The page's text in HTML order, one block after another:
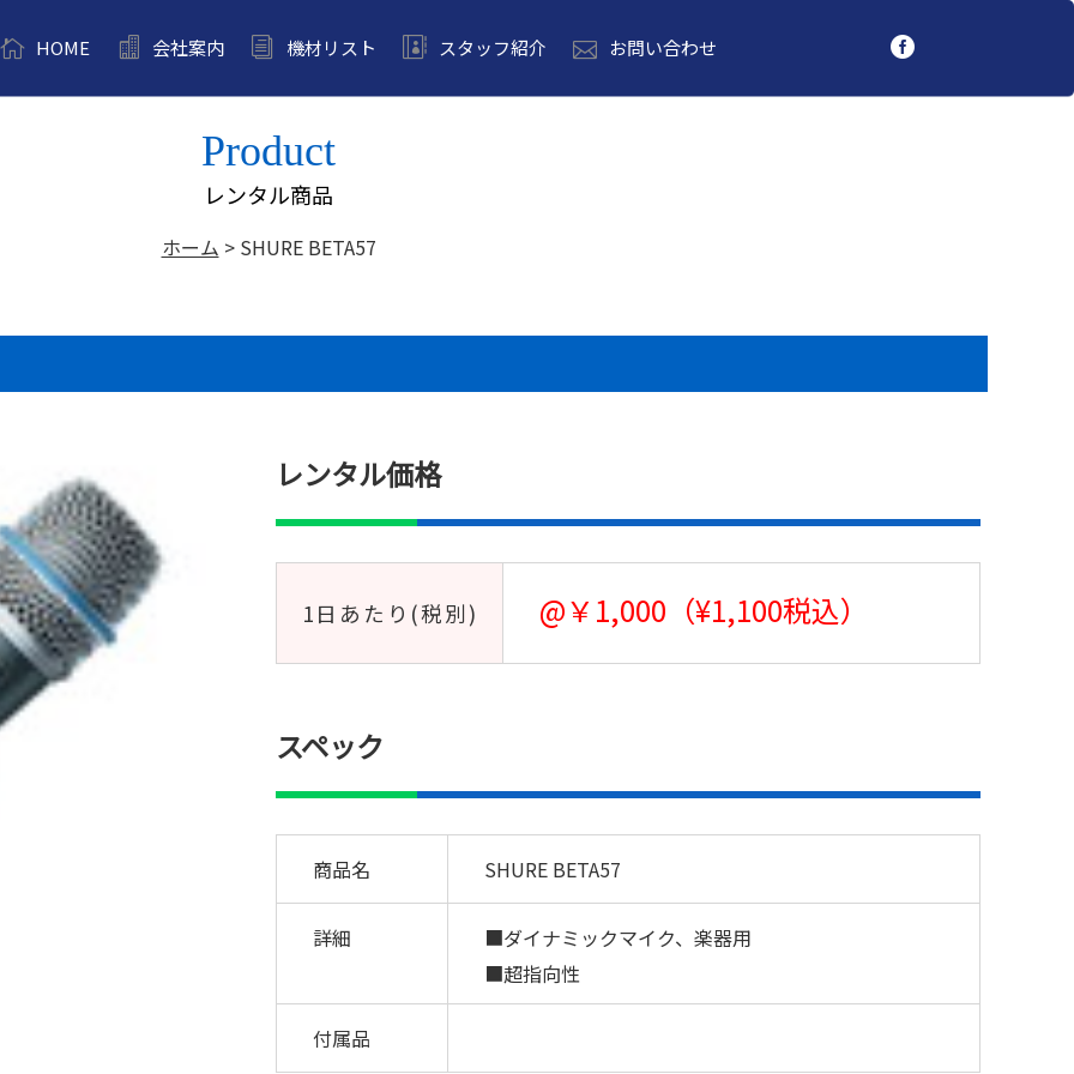
HOME 会社案内 機材リスト スタッフ紹介 お問い合わせ
Product
レンタル商品
ホーム > SHURE BETA57
レンタル価格
1日あたり(税別) @￥1,000（¥1,100税込）
スペック
商品名 SHURE BETA57
詳細
■ダイナミックマイク、楽器用
■超指向性
付属品